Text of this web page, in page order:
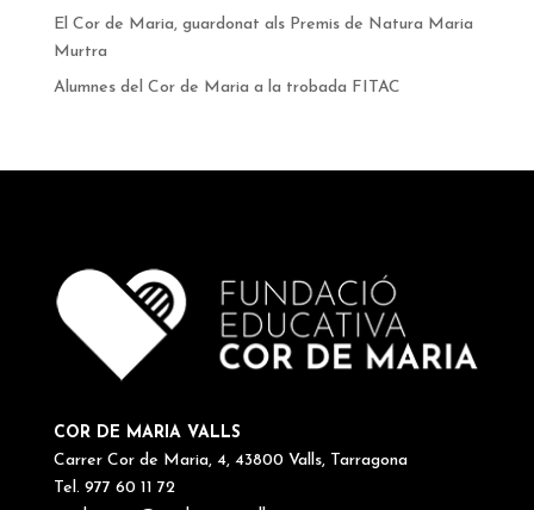
El Cor de Maria, guardonat als Premis de Natura Maria
Murtra
Alumnes del Cor de Maria a la trobada FITAC
COR DE MARIA VALLS
Carrer Cor de Maria, 4, 43800 Valls, Tarragona
Tel. 977 60 11 72